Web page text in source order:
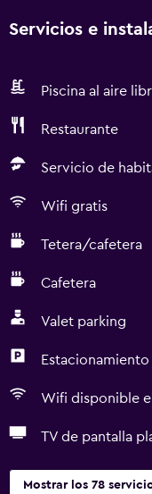
Servicios e
Piscina al aire
Restaurante
Servicio de
Wifi gratis
Tetera/cafetera
Cafetera
Valet parking
Wifi disponible
TV de pantalla
Mostrar los 78